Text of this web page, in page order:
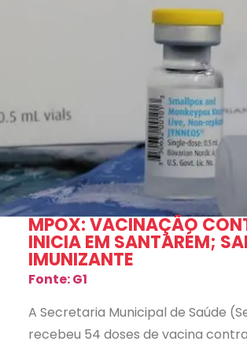
MPOX: VACINAÇÃO
INICIA EM SANTARÉM;
IMUNIZANTE
Fonte: G1
A Secretaria Municipal de Saúde
recebeu 54 doses de vacina